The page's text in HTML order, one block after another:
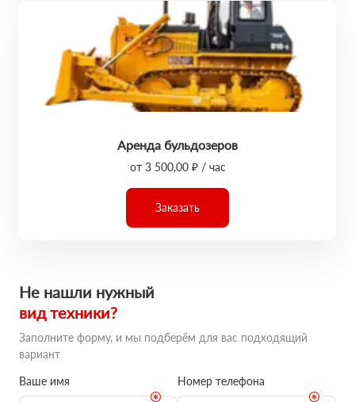
Аренда бульдозеров
от 3 500,00 ₽ / час
Заказать
Не нашли нужный
вид техники?
Заполните форму, и мы подберём для вас подходящий
вариант
Ваше имя
Номер телефона